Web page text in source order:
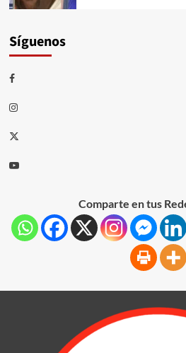
Síguenos
Comparte en tus